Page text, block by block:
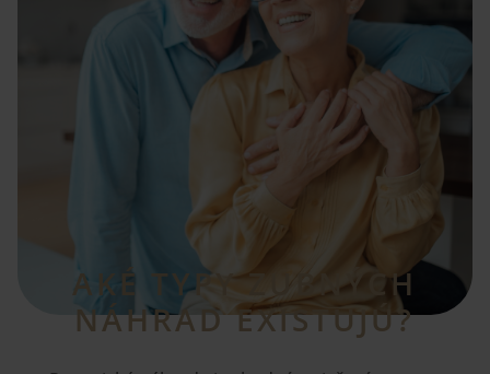
AKÉ TYPY ZUBNÝCH
NÁHRAD EXISTUJÚ?